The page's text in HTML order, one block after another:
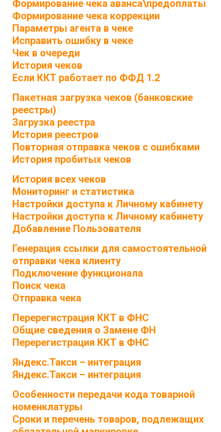
Формирование чека аванса\предоплаты
Формирование чека коррекции
Параметры агента в чеке
Исправить ошибку в чеке
Чек в очереди
История чеков
Если ККТ работает по ФФД 1.2
Пакетная загрузка чеков (банковские
реестры)
Загрузка реестра
История реестров
Повторная отправка чеков с ошибками
История пробитых чеков
История всех чеков
Мониторинг и статистика
Настройки доступа к Личному кабинету
Настройки доступа к Личному кабинету
Добавление Пользователя
Генерация ссылки для самостоятельной
отправки чека клиенту
Подключение функционала
Поиск чека
Отправка чека
Перерегистрация ККТ в ФНС
Общие сведения о Замене ФН
Перерегистрация ККТ в ФНС
Яндекс.Такси – интеграция
Яндекс.Такси – интеграция
Особенности передачи кода товарной
номенклатуры
Сроки и перечень товаров, подлежащих